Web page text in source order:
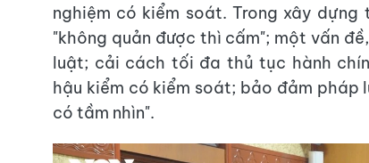
nghiệm có kiểm soát. Trong xây
"không quản được thì cấm"; một vấn
luật; cải cách tối đa thủ tục hành
hậu kiểm có kiểm soát; bảo đảm pháp
có tầm nhìn".